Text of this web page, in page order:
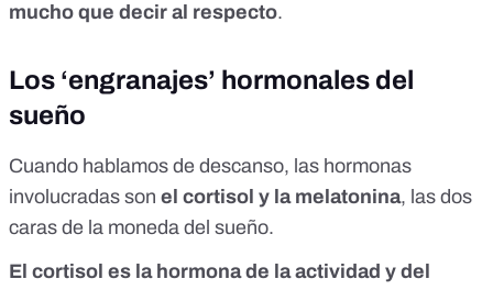
mucho que decir al respecto.
Los ‘engranajes’ hormonales del
sueño
Cuando hablamos de descanso, las hormonas
involucradas son el cortisol y la melatonina, las dos
caras de la moneda del sueño.
El cortisol es la hormona de la actividad y del